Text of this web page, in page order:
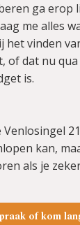
ga erop
me alles
het vinden
of dat nu
is.
kan,
als je
of kom